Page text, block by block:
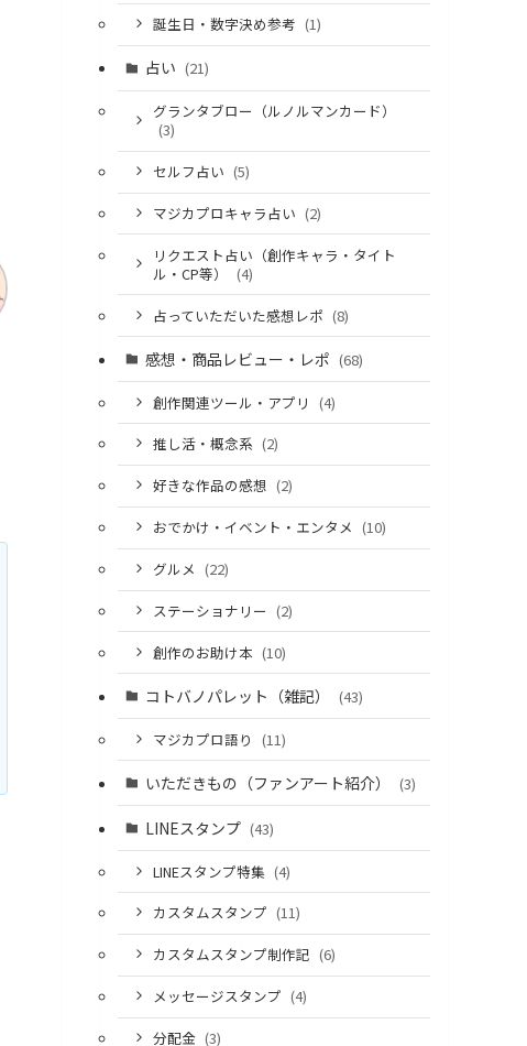
誕生日・数字決め参考 (1)
占い (21)
グランタブロー（ルノルマンカード）
(3)
セルフ占い (5)
マジカプロキャラ占い (2)
リクエスト占い（創作キャラ・タイト
ル・CP等）
(4)
占っていただいた感想レポ (8)
感想・商品レビュー・レポ (68)
創作関連ツール・アプリ (4)
推し活・概念系 (2)
好きな作品の感想 (2)
おでかけ・イベント・エンタメ (10)
グルメ (22)
ステーショナリー (2)
創作のお助け本 (10)
コトバノパレット（雑記） (43)
マジカプロ語り (11)
いただきもの（ファンアート紹介） (3)
LINEスタンプ (43)
LINEスタンプ特集 (4)
カスタムスタンプ (11)
カスタムスタンプ制作記 (6)
メッセージスタンプ (4)
分配金 (3)